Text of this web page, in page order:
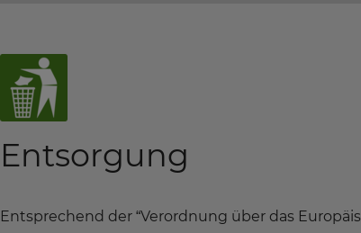
Entsorgung
Entsprechend der “Verordnung über das